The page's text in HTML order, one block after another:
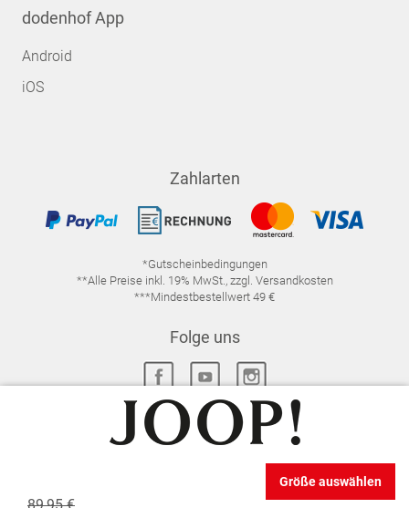
Größe auswählen
dodenhof App
Android
iOS
Zahlarten
*Gutscheinbedingungen
**Alle Preise inkl. 19% MwSt., zzgl. Versandkosten
***Mindestbestellwert 49 €
Folge uns
DATENSCHUTZ-EINSTELLUNGEN
WIDERRUFSRECHT